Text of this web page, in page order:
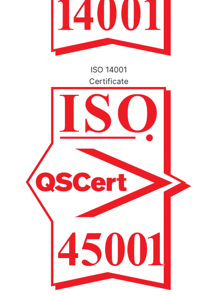
ISO 14001
Certificate